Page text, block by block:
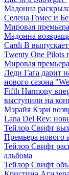
Мадонна
Селена Гомес и
Мировая
Мадонна
Cardi B
Twenty One Pilots
Мировая
Леди Гага дарит
нового сезона
Fifth Harmony
выступили на
Мэрайя Кэри
Lana Del Rey:
Тейлор Свифт
Премьера нового
Тейлор Свифт
альбома
Тейлор Свифт